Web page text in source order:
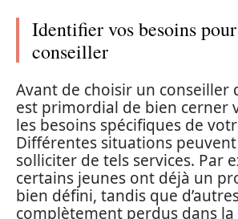
Identifier vos besoins
conseiller
Avant de choisir un conseiller
est primordial de bien cerner
les besoins spécifiques de
Différentes situations
solliciter de tels services. Par
certains jeunes ont déjà un
bien défini, tandis que
complètement perdus dans